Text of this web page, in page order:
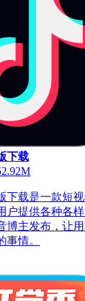
下载
下载是一款短
户提供各种各
博主发布，让
事情。